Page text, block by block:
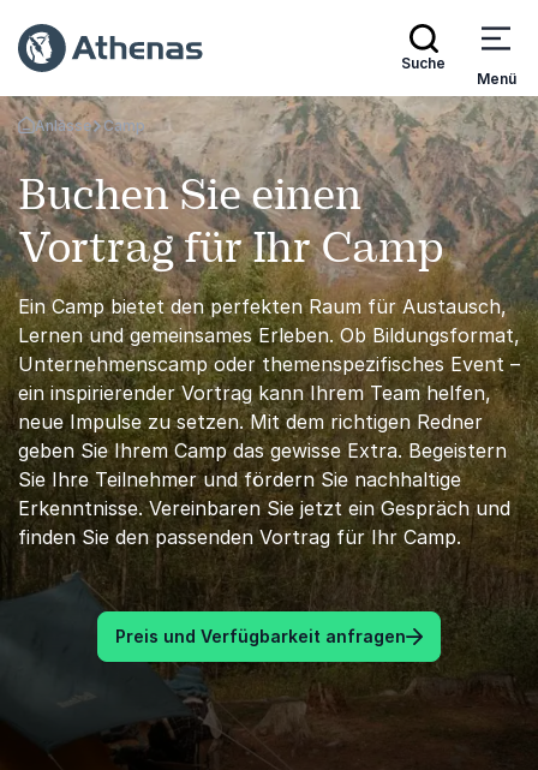
Suche
Menü
Zurück zur Startseite
Anlässe Camp
Buchen Sie einen
Vortrag für Ihr Camp
Ein Camp bietet den perfekten Raum für Austausch,
Lernen und gemeinsames Erleben. Ob Bildungsformat,
Unternehmenscamp oder themenspezifisches Event –
ein inspirierender Vortrag kann Ihrem Team helfen,
neue Impulse zu setzen. Mit dem richtigen Redner
geben Sie Ihrem Camp das gewisse Extra. Begeistern
Sie Ihre Teilnehmer und fördern Sie nachhaltige
Erkenntnisse. Vereinbaren Sie jetzt ein Gespräch und
finden Sie den passenden Vortrag für Ihr Camp.
Preis und Verfügbarkeit anfragen